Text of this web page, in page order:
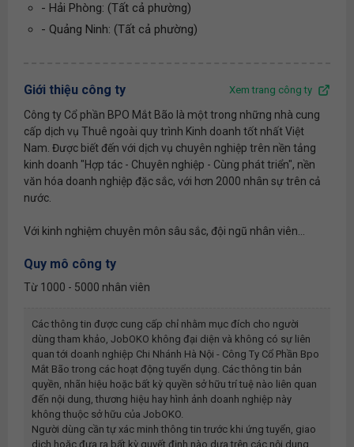
- Hải Phòng: (Tất cả phường)
- Quảng Ninh: (Tất cả phường)
Giới thiệu công ty Xem trang công ty
Công ty Cổ phần BPO Mắt Bão là một trong những nhà cung
cấp dịch vụ Thuê ngoài quy trình Kinh doanh tốt nhất Việt
Nam. Được biết đến với dịch vụ chuyên nghiệp trên nền tảng
kinh doanh "Hợp tác - Chuyên nghiệp - Cùng phát triển", nền
văn hóa doanh nghiệp đặc sắc, với hơn 2000 nhân sự trên cả
nước.
Với kinh nghiệm chuyên môn sâu sắc, đội ngũ nhân viên...
Quy mô công ty
Từ 1000 - 5000 nhân viên
Các thông tin được cung cấp chỉ nhằm mục đích cho người
dùng tham khảo, JobOKO không đại diện và không có sự liên
quan tới doanh nghiệp Chi Nhánh Hà Nội - Công Ty Cổ Phần Bpo
Mắt Bão trong các hoạt động tuyển dụng. Các thông tin bản
quyền, nhãn hiệu hoặc bất kỳ quyền sở hữu trí tuệ nào liên quan
đến nội dung, thương hiệu hay hình ảnh doanh nghiệp này
không thuộc sở hữu của JobOKO.
Người dùng cần tự xác minh thông tin trước khi ứng tuyển, giao
dịch hoặc đưa ra bất kỳ quyết định nào dựa trên các nội dung